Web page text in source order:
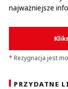
najważniejsze
* Rezygnacja jest
PRZYDATNE